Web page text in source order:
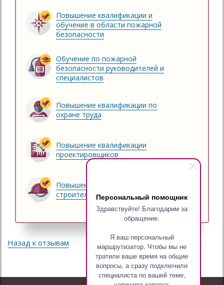
Персональный помощник
Здравствуйте! Благодарим за
обращение.
Я ваш персональный
маршрутизатор. Чтобы мы не
тратили ваше время на общие
вопросы, а сразу подключили
специалиста по вашей теме,
Повышение квалификации и
обучение в области пожарной
безопасности
Обучение по пожарной
безопасности руководителей и
специалистов
Повышение квалификации по
охране труда
Повышение квалификации
проектировщиков
Повышение квалификации
строителей
Назад к отзывам